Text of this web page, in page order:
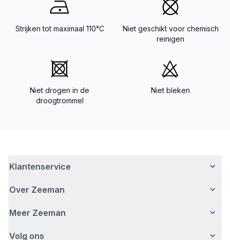
Strijken tot maximaal 110°C
Niet geschikt voor chemisch
reinigen
Niet drogen in de
droogtrommel
Niet bleken
Klantenservice
Veelgestelde vragen
Bezorgen
Over Zeeman
Wie wij zijn
Meer Zeeman
Volg ons